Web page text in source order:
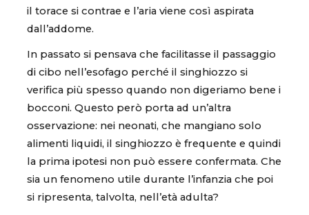
il torace si contrae e l’aria viene così aspirata
dall’addome.
In passato si pensava che facilitasse il passaggio
di cibo nell’esofago perché il singhiozzo si
verifica più spesso quando non digeriamo bene i
bocconi. Questo però porta ad un’altra
osservazione: nei neonati, che mangiano solo
alimenti liquidi, il singhiozzo è frequente e quindi
la prima ipotesi non può essere confermata. Che
sia un fenomeno utile durante l’infanzia che poi
si ripresenta, talvolta, nell’età adulta?